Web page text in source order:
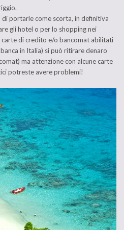
portarle come scorta, in definitiva
gli hotel o per lo shopping nei
carte di credito e/o bancomat abilitati
in Italia) si può ritirare denaro
ma attenzione con alcune carte
potreste avere problemi!